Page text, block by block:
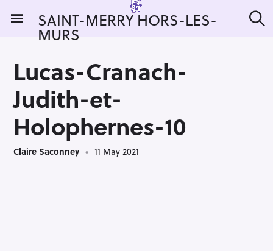
i
SAINT-MERRY HORS-LES-
MURS e
Lucas-Cranach-
Judith-et-
Holophernes-10
Claire Saconney 11 May 2021